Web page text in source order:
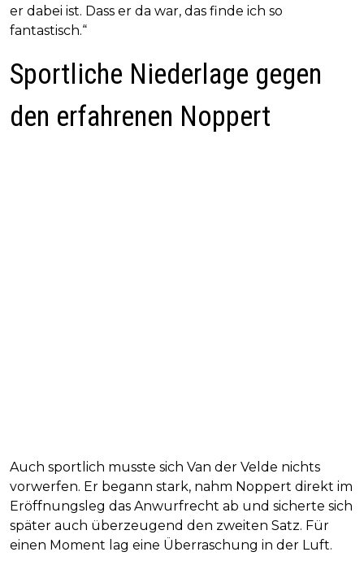
er dabei ist. Dass er da war, das finde ich so
fantastisch.“
Sportliche Niederlage gegen
den erfahrenen Noppert
Auch sportlich musste sich Van der Velde nichts
vorwerfen. Er begann stark, nahm Noppert direkt im
Eröffnungsleg das Anwurfrecht ab und sicherte sich
später auch überzeugend den zweiten Satz. Für
einen Moment lag eine Überraschung in der Luft.